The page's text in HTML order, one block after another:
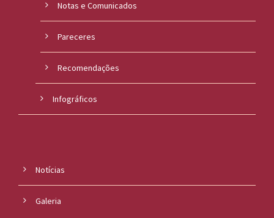
Notas e Comunicados
Pareceres
Recomendações
Infográficos
Notícias
Galeria